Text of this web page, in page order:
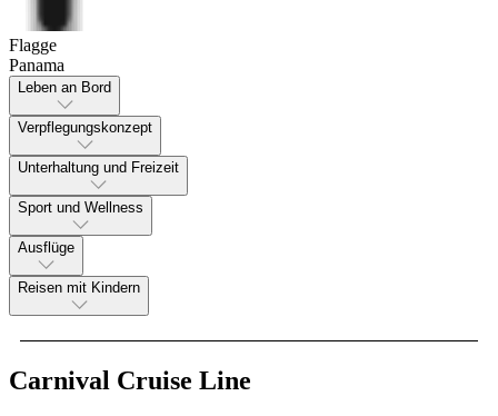
Flagge
Panama
Leben an Bord
Verpflegungskonzept
Unterhaltung und Freizeit
Sport und Wellness
Ausflüge
Reisen mit Kindern
Carnival Cruise Line